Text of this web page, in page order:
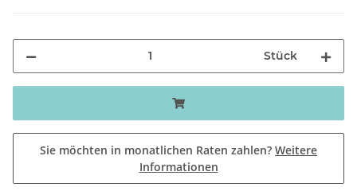
Stück
Sie möchten in monatlichen Raten zahlen? Weitere
Informationen